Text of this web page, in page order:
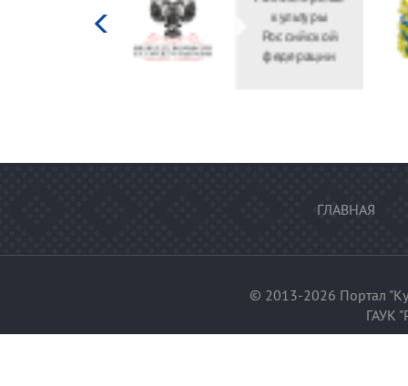
культуры
Российской
федерации
ГЛАВНАЯ
© 2013-2026 Портал
ГАУК